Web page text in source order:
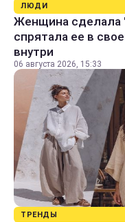
ЛЮДИ
Женщина сделала
спрятала ее в
внутри
06 августа 2026, 15:33
ТРЕНДЫ